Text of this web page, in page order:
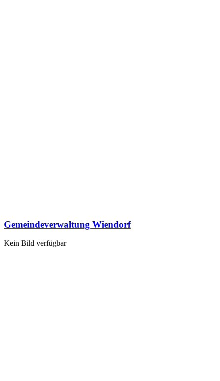
Gemeindeverwaltung Wiendorf
Kein Bild verfügbar